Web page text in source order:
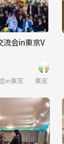
流会in東京V
in東京
東京